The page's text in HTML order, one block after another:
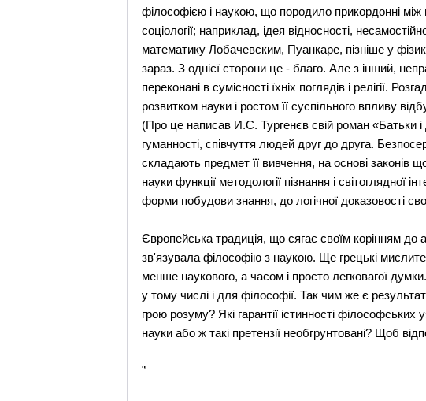
філософією і наукою, що породило прикордонні між
соціології; наприклад, ідея відносності,
математику Лобачевским, Пуанкаре, пізніше у
зараз. З однієї сторони це - благо. Але з інший,
переконані в сумісності їхніх поглядів і релігії.
розвитком науки і ростом її суспільного впливу
(Про це написав И.С. Тургенєв свій роман «Батьки
гуманності, співчуття людей друг до друга.
складають предмет її вивчення, на основі законів
науки функції методології пізнання і світоглядної
форми побудови знання, до логічної доказовості
Європейська традиція, що сягає своїм корінням до
зв'язувала філософію з наукою. Ще грецькі
менше наукового, а часом і просто легковагої
у тому числі і для філософії. Так чим же є
грою розуму? Які гарантії істинності
науки або ж такі претензії необгрунтовані? Щоб
”